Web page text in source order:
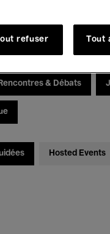
Rencontres & Débats
Hosted Events
refuser